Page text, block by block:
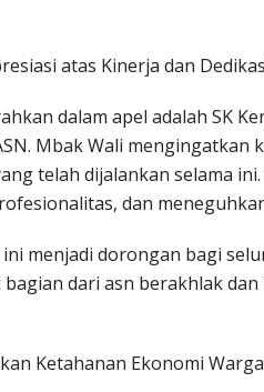
atas Kinerja dan
dalam apel adalah SK
Mbak Wali
telah dijalankan selama
dan
menjadi dorongan bagi
dari asn berakhlak
Ketahanan Ekonomi Warga